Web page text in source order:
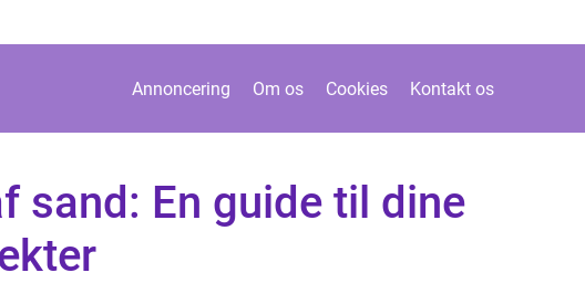
Annoncering Om os Cookies Kontakt os
sand: En guide til dine